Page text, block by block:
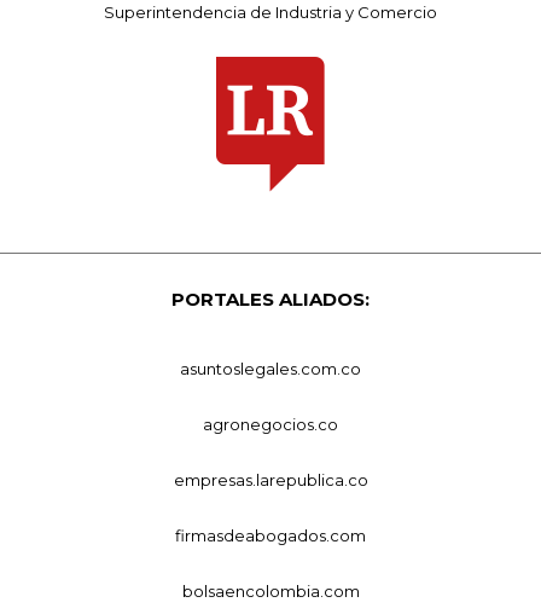
Superintendencia de Industria y Comercio
PORTALES ALIADOS:
asuntoslegales.com.co
agronegocios.co
empresas.larepublica.co
firmasdeabogados.com
bolsaencolombia.com